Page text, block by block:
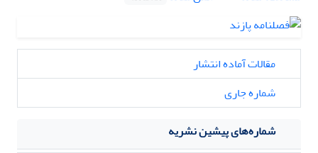
مقالات آماده انتشار
شماره جاری
شماره‌های پیشین نشریه